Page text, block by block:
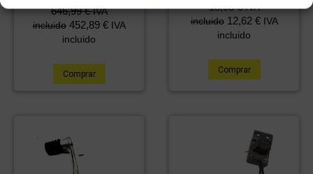
El
precio
original
1.053,91 €.
646,99€El
precio
actual
646,99 €.
IVA
incluido 452,89 € IVA
incluido
Comprar
18,03€ IVA
incluido 12,62 € IVA
incluido
Comprar